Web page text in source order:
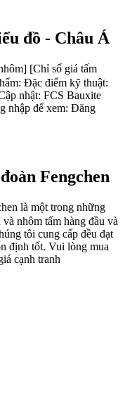
đồ - Châu Á
[Chỉ số giá tấm
Đặc điểm kỹ thuật:
nhật: FCS Bauxite
nhập để xem: Đăng
Fengchen
là một trong những
nhôm tấm hàng đầu và
tôi cung cấp đều đạt
định tốt. Vui lòng mua
cạnh tranh